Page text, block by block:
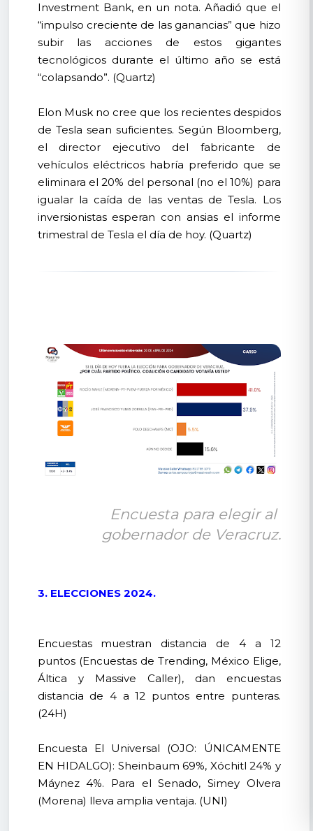
Investment Bank, en un nota. Añadió que el
“impulso creciente de las ganancias” que hizo
subir las acciones de estos gigantes
tecnológicos durante el último año se está
“colapsando”. (Quartz)
Elon Musk no cree que los recientes despidos
de Tesla sean suficientes. Según Bloomberg,
el director ejecutivo del fabricante de
vehículos eléctricos habría preferido que se
eliminara el 20% del personal (no el 10%) para
igualar la caída de las ventas de Tesla. Los
inversionistas esperan con ansias el informe
trimestral de Tesla el día de hoy. (Quartz)
Encuesta para elegir al
gobernador de Veracruz.
3. ELECCIONES 2024.
Encuestas muestran distancia de 4 a 12
puntos (Encuestas de Trending, México Elige,
Áltica y Massive Caller), dan encuestas
distancia de 4 a 12 puntos entre punteras.
(24H)
Encuesta El Universal (OJO: ÚNICAMENTE
EN HIDALGO): Sheinbaum 69%, Xóchitl 24% y
Máynez 4%. Para el Senado, Simey Olvera
(Morena) lleva amplia ventaja. (UNI)